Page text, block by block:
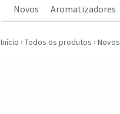
Novos Aromatizadores
Início › Todos os produtos › Novos